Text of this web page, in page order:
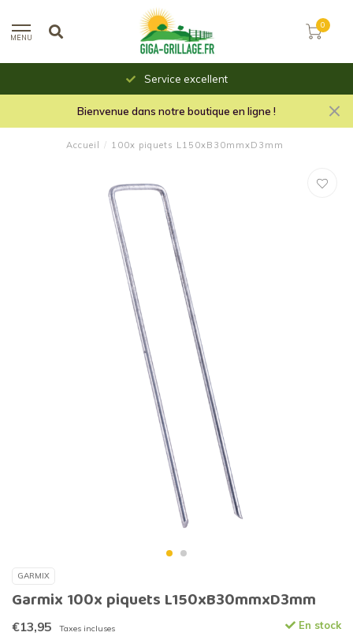
MENU
0
Service excellent
Bienvenue dans notre boutique en ligne !
Accueil / 100x piquets L150xB30mmxD3mm
GARMIX
Garmix 100x piquets L150xB30mmxD3mm
€13,95 Taxes incluses En stock